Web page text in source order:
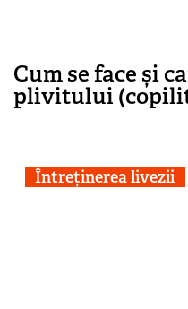
Cum se face și
plivitului
Întreținerea livezii